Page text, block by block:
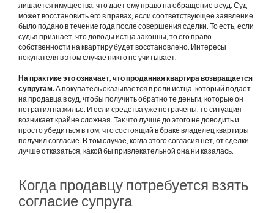
лишается имущества, что дает ему право на обращение в суд. Суд
может восстановить его в правах, если соответствующее заявление
было подано в течение года после совершения сделки. То есть, если
судья признает, что доводы истца законны, то его право
собственности на квартиру будет восстановлено. Интересы
покупателя в этом случае никто не учитывает.
На практике это означает, что проданная квартира возвращается
супругам.А покупатель оказывается в роли истца, который подает
на продавца в суд, чтобы получить обратно те деньги, которые он
потратил на жилье. И если средства уже потрачены, то ситуация
возникает крайне сложная. Так что лучше до этого не доводить и
просто убедиться в том, что состоящий в браке владелец квартиры
получил согласие. В том случае, когда этого согласия нет, от сделки
лучше отказаться, какой бы привлекательной она ни казалась.
Когда продавцу потребуется взять
согласие супруга